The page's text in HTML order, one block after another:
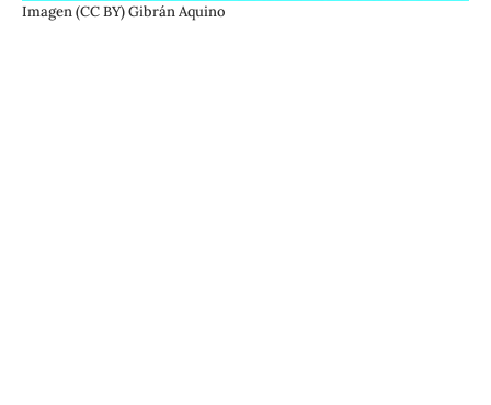
Imagen (CC BY) Gibrán Aquino